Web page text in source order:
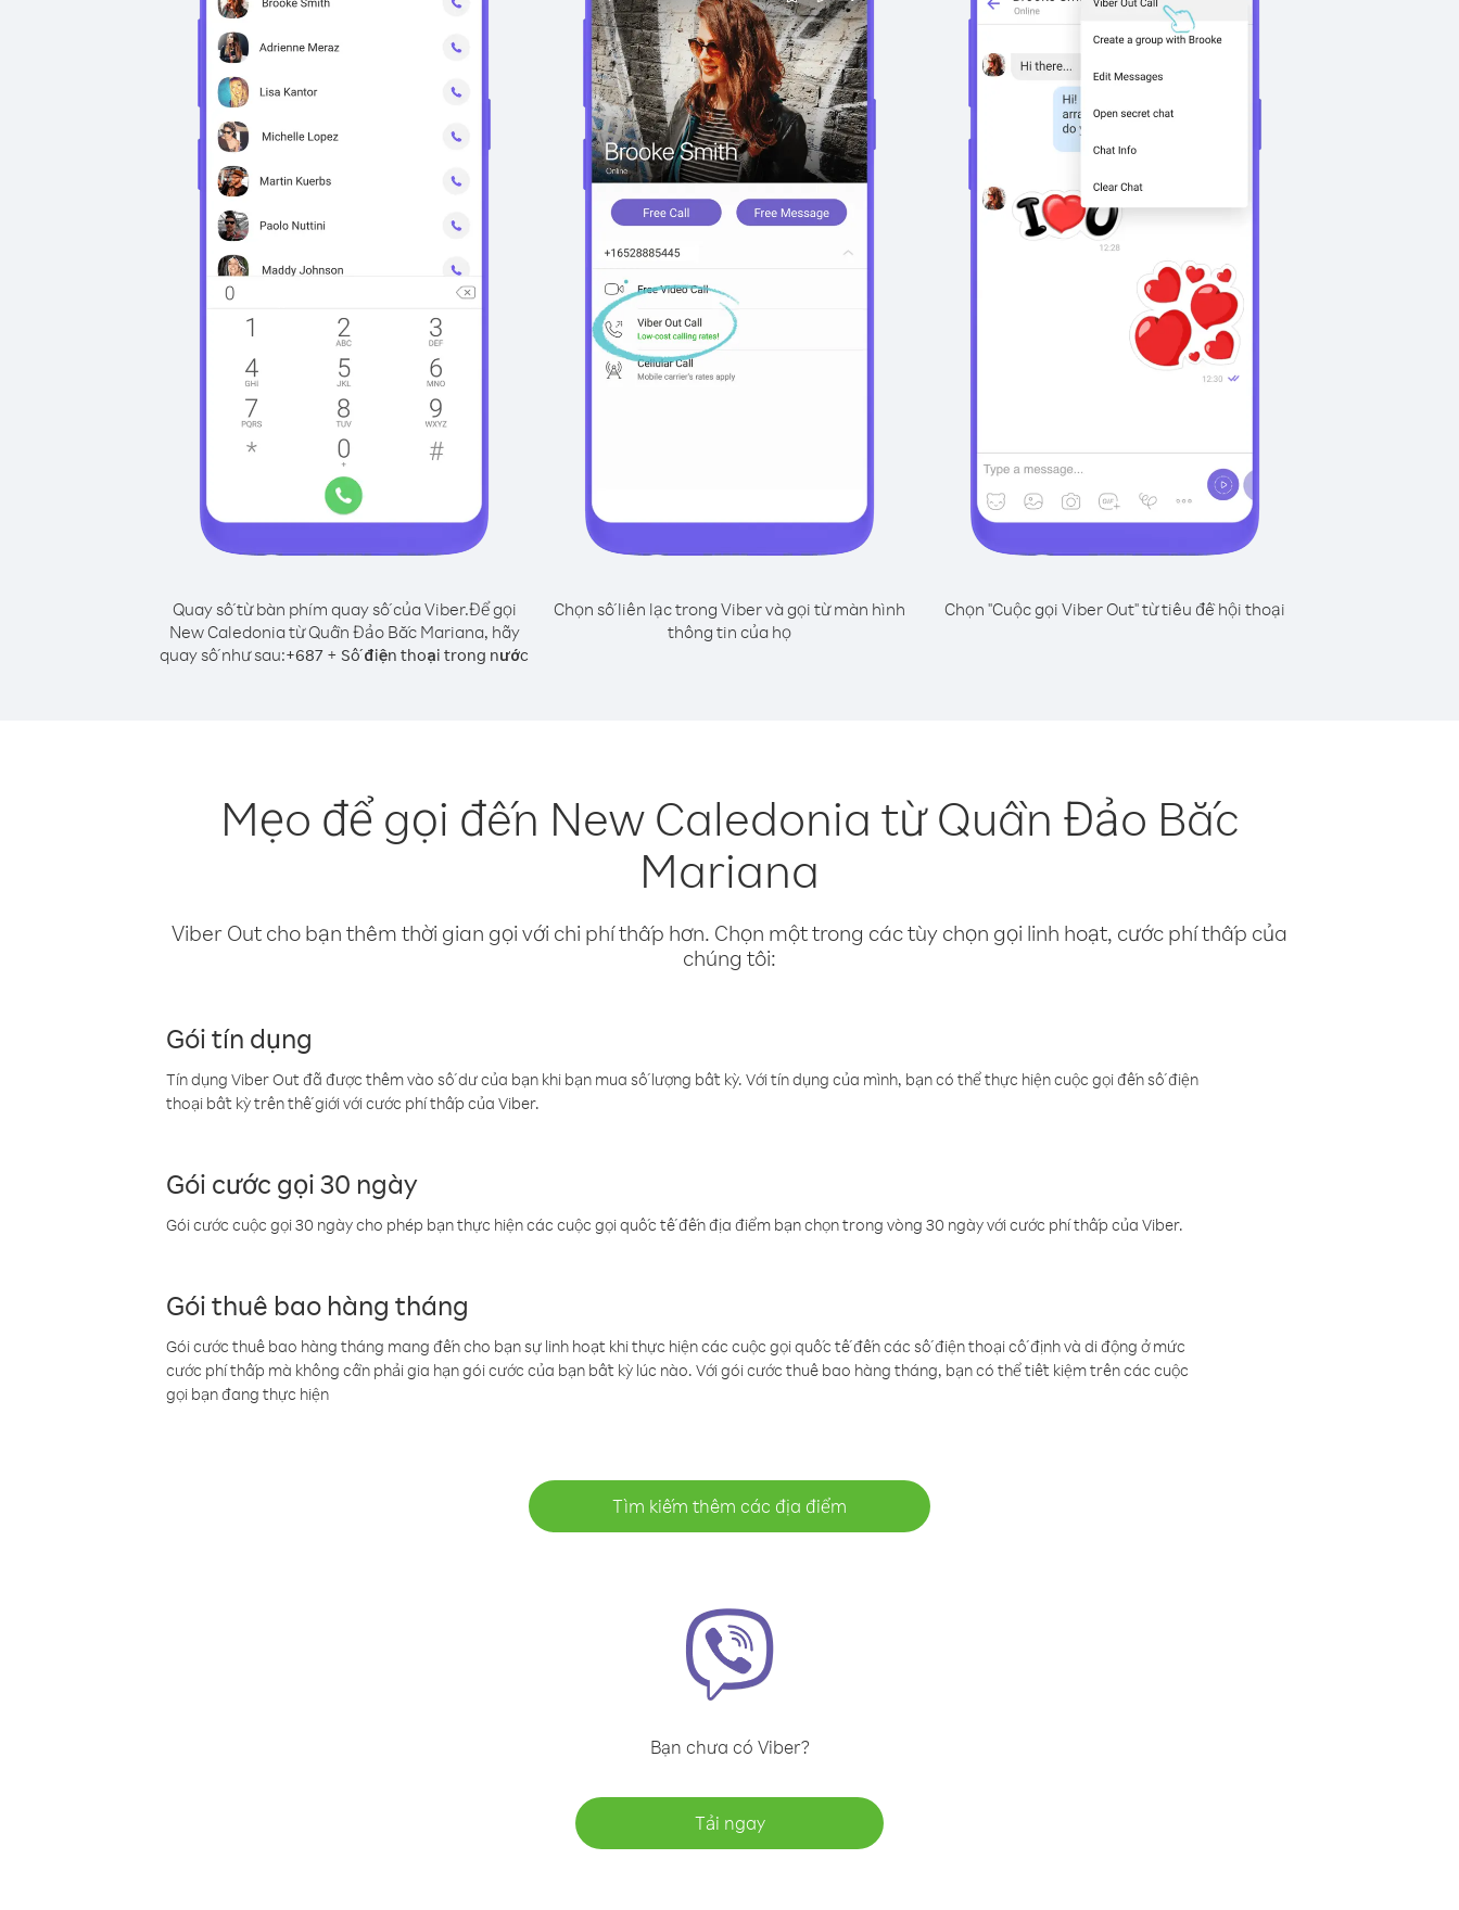
Quay số từ bàn phím quay số của Viber.Để gọi
New Caledonia từ Quần Đảo Bắc Mariana, hãy
quay số như sau:+687 + Số điện thoại trong nước
Chọn số liên lạc trong Viber và gọi từ màn hình
thông tin của họ
Chọn "Cuộc gọi Viber Out" từ tiêu đề hội thoại
Mẹo để gọi đến New Caledonia từ Quần Đảo Bắc
Mariana
Viber Out cho bạn thêm thời gian gọi với chi phí thấp hơn. Chọn một trong các tùy chọn gọi linh hoạt, cước phí thấp của
chúng tôi:
Gói tín dụng
Tín dụng Viber Out đã được thêm vào số dư của bạn khi bạn mua số lượng bất kỳ. Với tín dụng của mình, bạn có thể thực hiện cuộc gọi đến số điện
thoại bất kỳ trên thế giới với cước phí thấp của Viber.
Gói cước gọi 30 ngày
Gói cước cuộc gọi 30 ngày cho phép bạn thực hiện các cuộc gọi quốc tế đến địa điểm bạn chọn trong vòng 30 ngày với cước phí thấp của Viber.
Gói thuê bao hàng tháng
Gói cước thuê bao hàng tháng mang đến cho bạn sự linh hoạt khi thực hiện các cuộc gọi quốc tế đến các số điện thoại cố định và di động ở mức
cước phí thấp mà không cần phải gia hạn gói cước của bạn bất kỳ lúc nào. Với gói cước thuê bao hàng tháng, bạn có thể tiết kiệm trên các cuộc
gọi bạn đang thực hiện
Tìm kiếm thêm các địa điểm
Bạn chưa có Viber?
Tải ngay